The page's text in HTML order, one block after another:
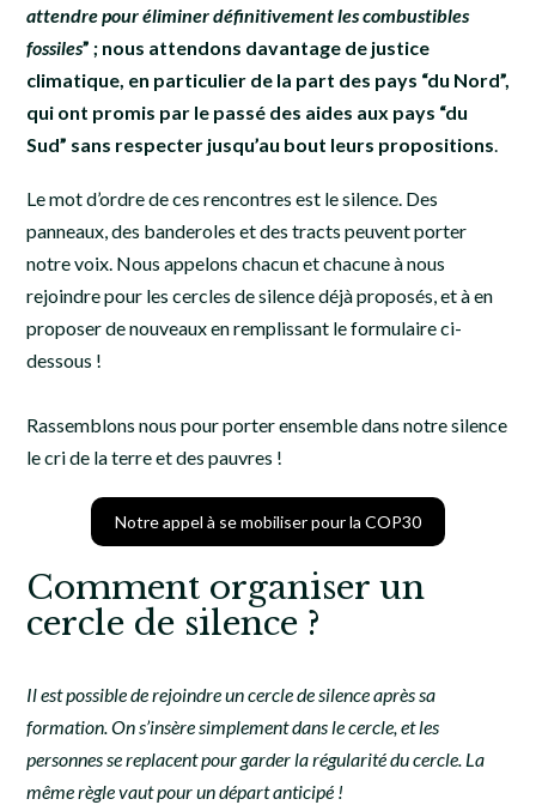
attendre pour éliminer définitivement les combustibles
fossiles” ; nous attendons davantage de justice
climatique, en particulier de la part des pays “du Nord”,
qui ont promis par le passé des aides aux pays “du
Sud” sans respecter jusqu’au bout leurs propositions.
Le mot d’ordre de ces rencontres est le silence. Des
panneaux, des banderoles et des tracts peuvent porter
notre voix. Nous appelons chacun et chacune à nous
rejoindre pour les cercles de silence déjà proposés, et à en
proposer de nouveaux en remplissant le formulaire ci-
dessous !
Rassemblons nous pour porter ensemble dans notre silence
le cri de la terre et des pauvres !
Notre appel à se mobiliser pour la COP30
Comment organiser un
cercle de silence ?
Il est possible de rejoindre un cercle de silence après sa
formation. On s’insère simplement dans le cercle, et les
personnes se replacent pour garder la régularité du cercle. La
même règle vaut pour un départ anticipé !